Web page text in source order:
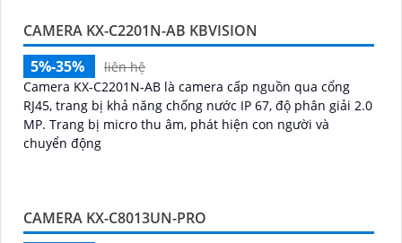
ảnh và âm thanh tốt nhất
CAMERA KX-C2201N-AB KBVISION
5%-35%
liên hệ
Camera KX-C2201N-AB là camera cấp nguồn qua cổng
RJ45, trang bị khả năng chống nước IP 67, độ phân giải 2.0
MP. Trang bị micro thu âm, phát hiện con người và
chuyển động
CAMERA KX-C8013UN-PRO